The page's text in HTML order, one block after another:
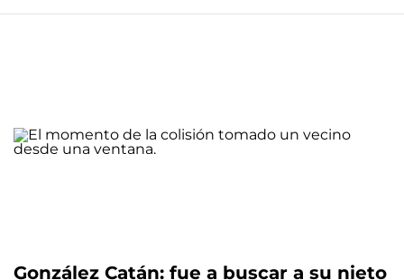
González Catán: fue a buscar a su nieto